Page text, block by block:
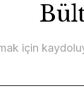
için